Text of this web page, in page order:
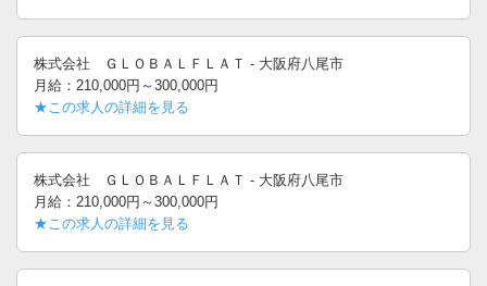
株式会社 ＧＬＯＢＡＬＦＬＡＴ - 大阪府八尾市
月給：210,000円～300,000円
★この求人の詳細を見る
株式会社 ＧＬＯＢＡＬＦＬＡＴ - 大阪府八尾市
月給：210,000円～300,000円
★この求人の詳細を見る